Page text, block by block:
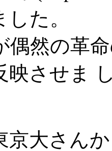
た。
偶然の革
映させま
京大さん